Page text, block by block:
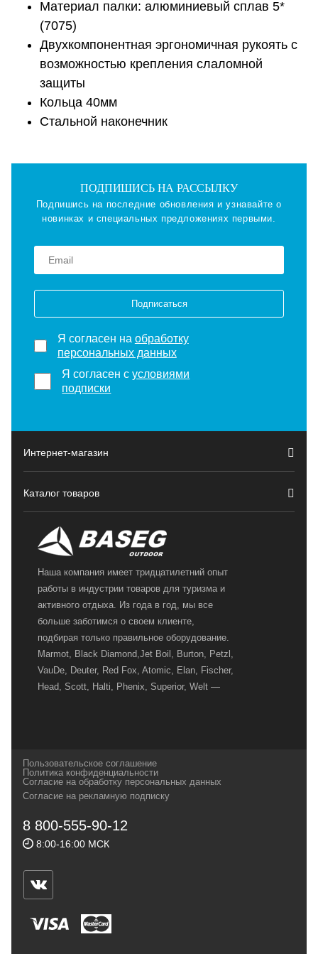
Материал палки: алюминиевый сплав 5*
(7075)
Двухкомпонентная эргономичная рукоять с
возможностью крепления слаломной
защиты
Кольца 40мм
Стальной наконечник
ПОДПИШИСЬ НА РАССЫЛКУ
Подпишись на последние обновления и узнавайте о
новинках и специальных предложениях первыми.
Подписаться
Я согласен на обработку
персональных данных
Я согласен сусловиями
подписки
Интернет-магазин
Каталог товаров
Наша компания имеет тридцатилетний опыт
работы в индустрии товаров для туризма и
активного отдыха. Из года в год, мы все
больше заботимся о своем клиенте,
подбирая только правильное оборудование.
Marmot, Black Diamond,Jet Boil, Burton, Petzl,
VauDe, Deuter, Red Fox, Atomic, Elan, Fischer,
Head, Scott, Halti, Phenix, Superior, Welt —
и взыскательных путешественников,
спортсменов и отдыхающих.
Геннадьевич
ИНН 590300057023 ОГРН 304590319000121
ул.Советская, 25, магазин Басег.
Тел./факс (342) 2101242
Пользовательское соглашение
Политика конфиденциальности
Согласие на обработку персональных данных
Согласие на рекламную подписку
8 800-555-90-12
8:00-16:00 МСК